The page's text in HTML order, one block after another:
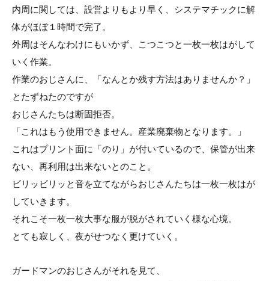
内周に関しては、設営よりもより早く、システマチックに解
体がほぼ１時間で完了。
外周はそんなわけにもいかず、こつこつと一枚一枚はがして
いく作業。
作業のおじさんに、「なんとか残す方法はありませんか？」
とたずねたのですが
おじさんたちは断固拒否。
「これはもう使用できません。産業廃棄物となります。」
これはプリント面に「のり」が付いているので、保管が出来
ない、再利用は出来ないとのこと。
ビリッビリッと音を立てながらおじさんたちは一枚一枚はが
していきます。
それこそ一枚一枚大事な服が脱がされていく様な心境。
とても寂しく、夜がせつなく更けていく。
ガードマンのおじさんがそれを見て、